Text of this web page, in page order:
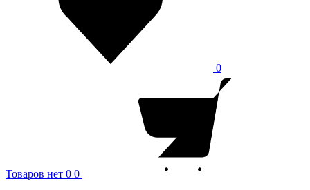
0
Товаров нет 0 0